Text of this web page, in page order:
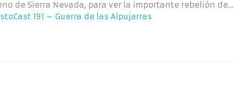
de Sierra Nevada, para ver la importante rebelión de…
191 – Guerra de las Alpujarras